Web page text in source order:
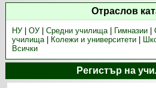
Отраслов
НУ| ОУ| Средни училища| Гимназии|
училища| Колежи и университети|
Всички
Регистър на